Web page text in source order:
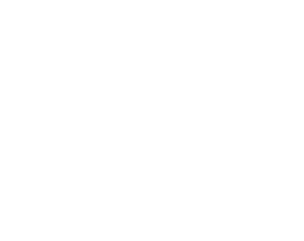
kávy/čaja, terasa (zariadená)